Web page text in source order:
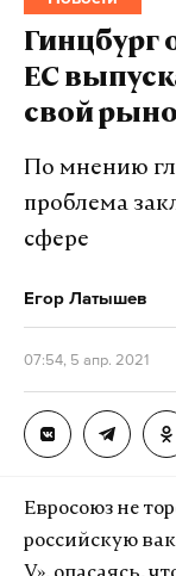
Гинцбург
ЕС
свой
По мнению
проблема
сфере
Егор Латышев
07:54, 5 апр. 2021
Евросоюз не
российскую